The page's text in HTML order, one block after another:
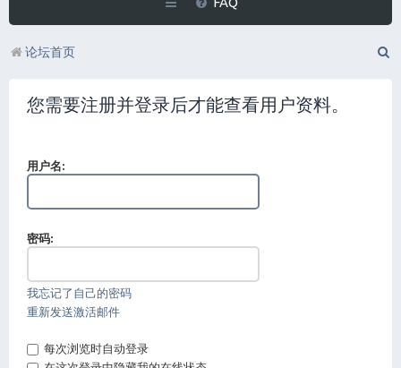
论坛首页
您需要注册并登录后才能查看用户资料。
用户名:
密码:
我忘记了自己的密码
重新发送激活邮件
每次浏览时自动登录